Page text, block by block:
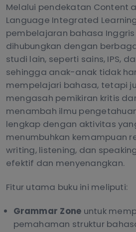
Melalui pendekatan Content
Language Integrated
pembelajaran bahasa Inggris
dihubungkan dengan
studi lain, seperti sains, IPS,
sehingga anak-anak tidak
mempelajari bahasa, tetapi
mengasah pemikiran kritis
menambah ilmu
lengkap dengan aktivitas
menumbuhkan kemampuan
writing, listening, dan
efektif dan menyenangkan.
Fitur utama buku ini meliputi:
Grammar Zone untuk
pemahaman struktur